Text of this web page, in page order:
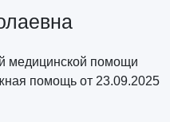
медицинской помощи
помощь от 23.09.2025